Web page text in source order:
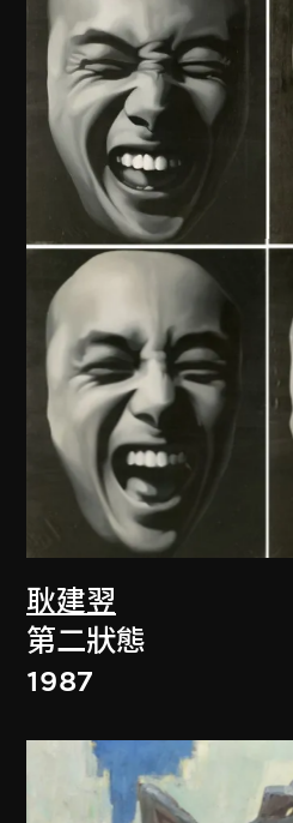
耿建翌
第二狀態
1987